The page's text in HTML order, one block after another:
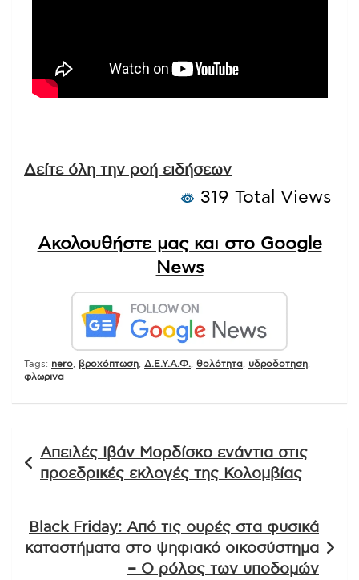
Δείτε όλη την ροή ειδήσεων
319 Total Views
Ακολουθήστε μας και στο Google
News
Tags: nero βροχόπτωση Δ.Ε.Υ.Α.Φ. θολότητα υδροδοτηση
φλωρινα
άρθρων
Απειλές Ιβάν Μορδίσκο ενάντια στις
προεδρικές εκλογές της Κολομβίας
Black Friday: Από τις ουρές στα φυσικά
καταστήματα στο ψηφιακό οικοσύστημα
– Ο ρόλος των υποδομών